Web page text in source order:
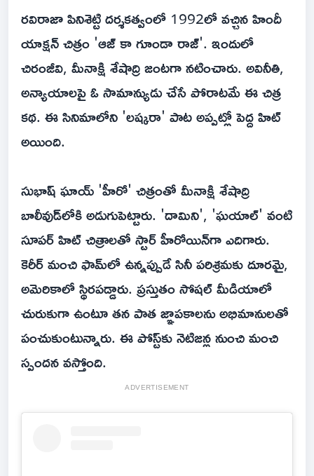
రవిరాజా పినిశెట్టి దర్శకత్వంలో 1992లో వచ్చిన హిందీ
యాక్షన్ చిత్రం 'ఆజ్ కా గూండా రాజ్'. ఇందులో
చిరంజీవి, మీనాక్షి శేషాద్రి జంటగా నటించారు. అవినీతి,
అన్యాయాలపై ఓ సామాన్యుడు చేసే పోరాటమే ఈ చిత్ర
కథ. ఈ సినిమాలోని 'లష్కరా' పాట అప్పట్లో పెద్ద హిట్
అయింది.
సుభాష్ ఘాయ్ 'హీరో' చిత్రంతో మీనాక్షి శేషాద్రి
బాలీవుడ్‌లోకి అడుగుపెట్టారు. 'దామిని', 'ఘయాల్' వంటి
సూపర్ హిట్ చిత్రాలతో స్టార్ హీరోయిన్‌గా ఎదిగారు.
కెరీర్ మంచి ఫామ్‌లో ఉన్నప్పుడే సినీ పరిశ్రమకు దూరమై,
అమెరికాలో స్థిరపడ్డారు. ప్రస్తుతం సోషల్ మీడియాలో
చురుకుగా ఉంటూ తన పాత జ్ఞాపకాలను అభిమానులతో
పంచుకుంటున్నారు. ఈ పోస్ట్‌కు నెటిజన్ల నుంచి మంచి
స్పందన వస్తోంది.
ADVERTISEMENT